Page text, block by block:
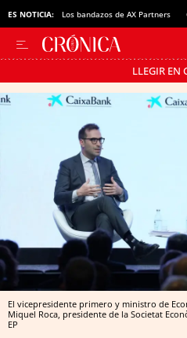
ES NOTICIA: Los bandazos de AX Partners
LLEGIR EN
Pásate al MODO
El vicepresidente primero y ministro de
Miquel Roca, presidente de la Societat
EP